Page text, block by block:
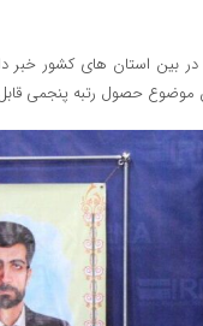
موضوع حصول رتبه پنجمی